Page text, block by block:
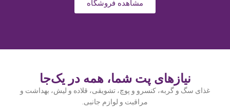
مشاهده فروشگاه
نیازهای پت شما، همه در یک‌جا
غذای سگ و گربه، کنسرو و پوچ، تشویقی، قلاده و لیش، بهداشت و
مراقبت و لوازم جانبی.